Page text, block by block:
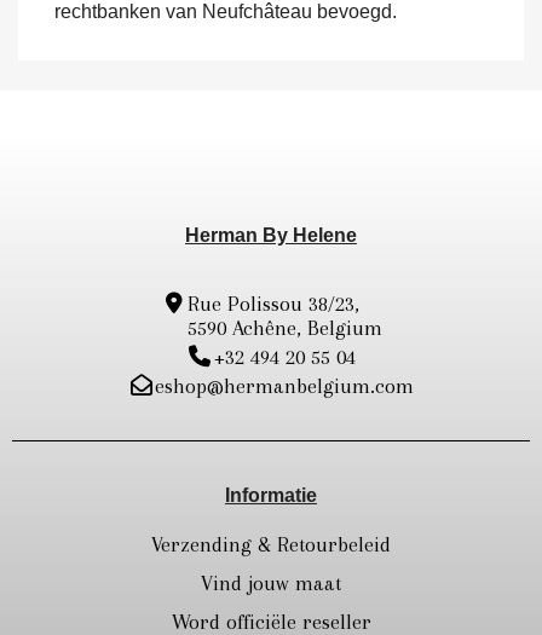
rechtbanken van Neufchâteau bevoegd.
Herman By Helene
Rue Polissou 38/23,
5590 Achêne, Belgium
+32 494 20 55 04
eshop@hermanbelgium.com
Informatie
Verzending & Retourbeleid
Vind jouw maat
Word officiële reseller